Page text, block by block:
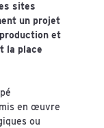
sites
un projet
et
la place
en œuvre
ou